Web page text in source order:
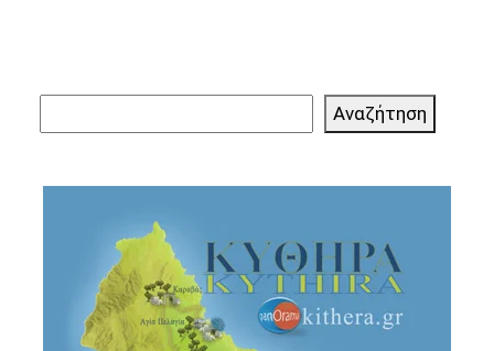
Αναζήτηση